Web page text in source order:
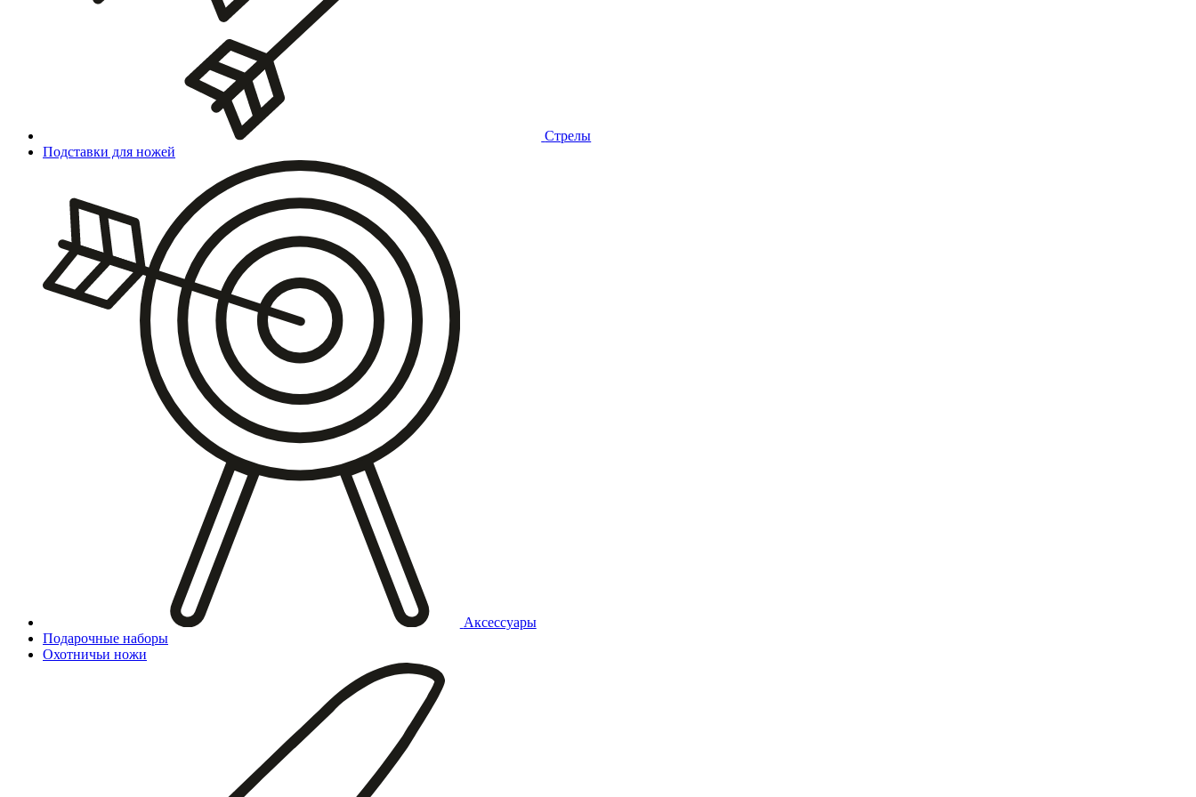
Стрелы
Подставки для ножей
Аксессуары
Подарочные наборы
Охотничьи ножи